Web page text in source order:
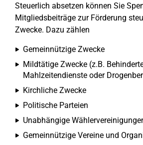
Steuerlich absetzen können Sie
Mitgliedsbeiträge zur Förderung
Zwecke. Dazu zählen
Gemeinnützige Zwecke
Mildtätige Zwecke (z.B.
Mahlzeitendienste oder
Kirchliche Zwecke
Politische Parteien
Unabhängige
Gemeinnützige Vereine und